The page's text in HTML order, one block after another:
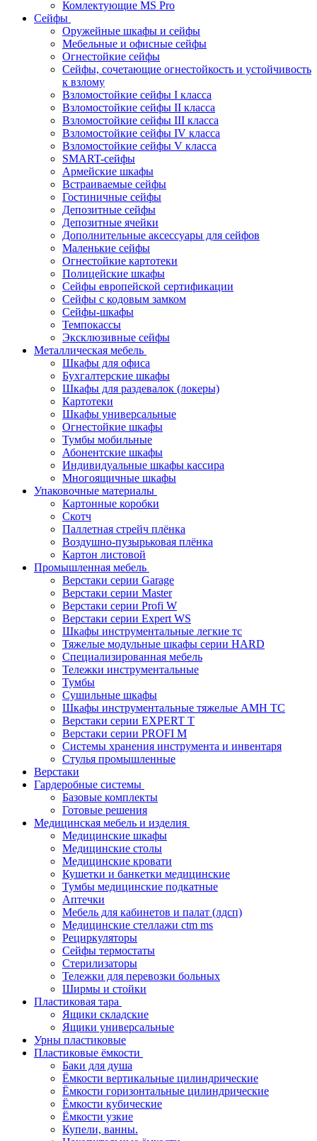
Комлектующие MS Pro
Сейфы
Оружейные шкафы и сейфы
Мебельные и офисные сейфы
Огнестойкие сейфы
Сейфы, сочетающие огнестойкость и устойчивость
к взлому
Взломостойкие сейфы I класса
Взломостойкие сейфы II класса
Взломостойкие сейфы III класса
Взломостойкие сейфы IV класса
Взломостойкие сейфы V класса
SMART-сейфы
Армейские шкафы
Встраиваемые сейфы
Гостиничные сейфы
Депозитные сейфы
Депозитные ячейки
Дополнительные аксессуары для сейфов
Маленькие сейфы
Огнестойкие картотеки
Полицейские шкафы
Сейфы европейской сертификации
Сейфы с кодовым замком
Сейфы-шкафы
Темпокассы
Эксклюзивные сейфы
Металлическая мебель
Шкафы для офиса
Бухгалтерские шкафы
Шкафы для раздевалок (локеры)
Картотеки
Шкафы универсальные
Огнестойкие шкафы
Тумбы мобильные
Абонентские шкафы
Индивидуальные шкафы кассира
Многоящичные шкафы
Упаковочные материалы
Картонные коробки
Скотч
Паллетная стрейч плёнка
Воздушно-пузырьковая плёнка
Картон листовой
Промышленная мебель
Верстаки серии Garage
Верстаки серии Master
Верстаки серии Profi W
Верстаки серии Expert WS
Шкафы инструментальные легкие тс
Тяжелые модульные шкафы серии HARD
Cпециализированная мебель
Тележки инструментальные
Тумбы
Cушильные шкафы
Шкафы инструментальные тяжелые AMH TC
Верстаки серии EXPERT T
Верстаки серии PROFI M
Системы хранения инструмента и инвентаря
Стулья промышленные
Верстаки
Гардеробные системы
Базовые комплекты
Готовые решения
Медицинская мебель и изделия
Медицинские шкафы
Медицинские столы
Медицинские кровати
Кушетки и банкетки медицинские
Тумбы медицинские подкатные
Аптечки
Мебель для кабинетов и палат (лдсп)
Медицинские стеллажи ctm ms
Рециркуляторы
Сейфы термостаты
Стерилизаторы
Тележки для перевозки больных
Ширмы и стойки
Пластиковая тара
Ящики складские
Ящики универсальные
Урны пластиковые
Пластиковые ёмкости
Баки для душа
Ёмкости вертикальные цилиндрические
Ёмкости горизонтальные цилиндрические
Ёмкости кубические
Ёмкости узкие
Купели, ванны.